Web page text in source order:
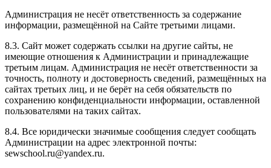
Администрация не несёт ответственность за содержание
информации, размещённой на Сайте третьими лицами.
8.3. Сайт может содержать ссылки на другие сайты, не
имеющие отношения к Администрации и принадлежащие
третьим лицам. Администрация не несёт ответственности за
точность, полноту и достоверность сведений, размещённых на
сайтах третьих лиц, и не берёт на себя обязательств по
сохранению конфиденциальности информации, оставленной
пользователями на таких сайтах.
8.4. Все юридически значимые сообщения следует сообщать
Администрации на адрес электронной почты:
sewschool.ru@yandex.ru.